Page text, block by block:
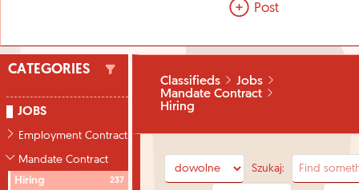
Post
CATEGORIES
JOBS
Employment Contract
Mandate Contract
Hiring
237
Classifieds
Jobs
Mandate Contract
Hiring
Szukaj: